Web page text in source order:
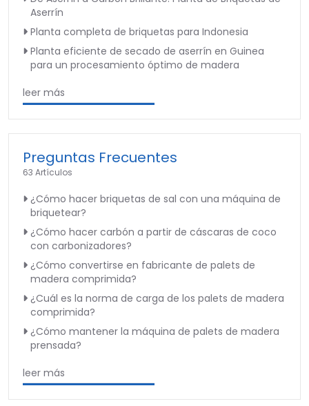
Aserrín
Planta completa de briquetas para Indonesia
Planta eficiente de secado de aserrín en Guinea
para un procesamiento óptimo de madera
leer más
Preguntas Frecuentes
63 Artículos
¿Cómo hacer briquetas de sal con una máquina de
briquetear?
¿Cómo hacer carbón a partir de cáscaras de coco
con carbonizadores?
¿Cómo convertirse en fabricante de palets de
madera comprimida?
¿Cuál es la norma de carga de los palets de madera
comprimida?
¿Cómo mantener la máquina de palets de madera
prensada?
leer más